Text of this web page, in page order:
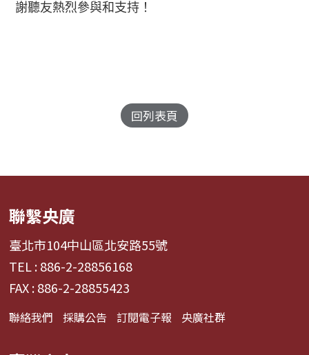
謝聽友熱烈參與和支持！
回列表頁
聯繫央廣
臺北市104中山區北安路55號
TEL : 886-2-28856168
FAX : 886-2-28855423
聯絡我們 採購公告 訂閱電子報 央廣社群